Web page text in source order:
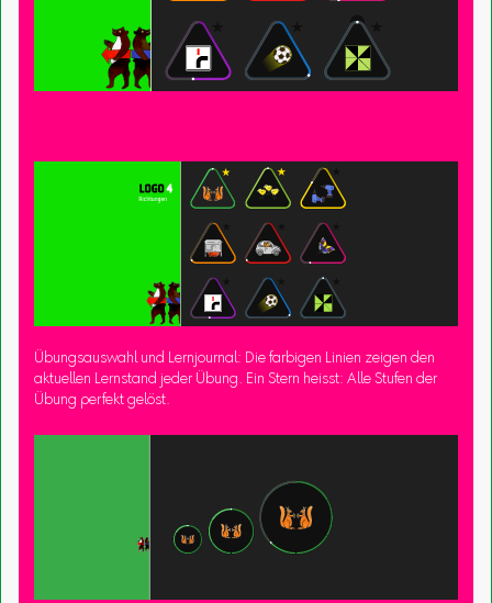
Übungsauswahl und Lernjournal: Die farbigen Linien zeigen den
aktuellen Lernstand jeder Übung. Ein Stern heisst: Alle Stufen der
Übung perfekt gelöst.